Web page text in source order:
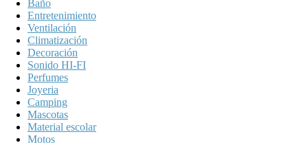
Baño
Entretenimiento
Ventilación
Climatización
Decoración
Sonido HI-FI
Perfumes
Joyeria
Camping
Mascotas
Material escolar
Motos